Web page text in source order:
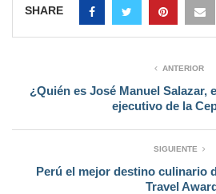
SHARE
ANTERIOR
¿Quién es José Manuel Salazar,
ejecutivo de la
SIGUIENTE
Perú el mejor destino culinario
Travel